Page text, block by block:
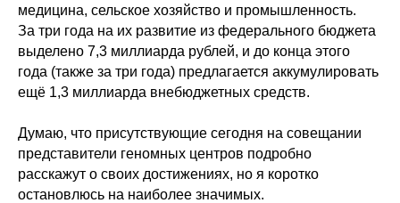
медицина, сельское хозяйство и промышленность.
За три года на их развитие из федерального бюджета
выделено 7,3 миллиарда рублей, и до конца этого
года (также за три года) предлагается аккумулировать
ещё 1,3 миллиарда внебюджетных средств.
Думаю, что присутствующие сегодня на совещании
представители геномных центров подробно
расскажут о своих достижениях, но я коротко
остановлюсь на наиболее значимых.